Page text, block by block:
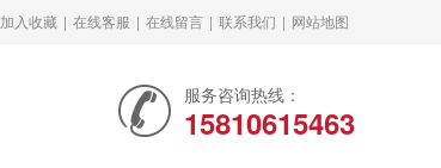
加入收藏 | 在线客服 | 在线留言 | 联系我们 | 网站地图
服务咨询热线：
15810615463